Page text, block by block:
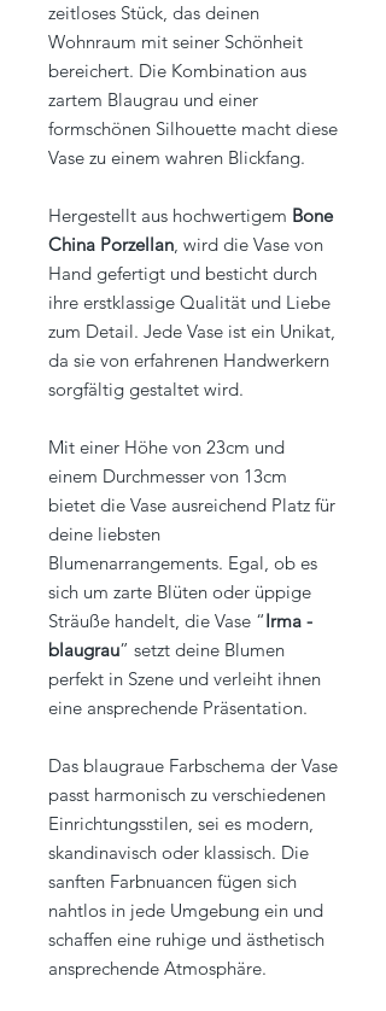
zeitloses Stück, das deinen
Wohnraum mit seiner Schönheit
bereichert. Die Kombination aus
zartem Blaugrau und einer
formschönen Silhouette macht diese
Vase zu einem wahren Blickfang.
Hergestellt aus hochwertigem Bone
China Porzellan, wird die Vase von
Hand gefertigt und besticht durch
ihre erstklassige Qualität und Liebe
zum Detail. Jede Vase ist ein Unikat,
da sie von erfahrenen Handwerkern
sorgfältig gestaltet wird.
Mit einer Höhe von 23cm und
einem Durchmesser von 13cm
bietet die Vase ausreichend Platz für
deine liebsten
Blumenarrangements. Egal, ob es
sich um zarte Blüten oder üppige
Sträuße handelt, die Vase “Irma -
blaugrau” setzt deine Blumen
perfekt in Szene und verleiht ihnen
eine ansprechende Präsentation.
Das blaugraue Farbschema der Vase
passt harmonisch zu verschiedenen
Einrichtungsstilen, sei es modern,
skandinavisch oder klassisch. Die
sanften Farbnuancen fügen sich
nahtlos in jede Umgebung ein und
schaffen eine ruhige und ästhetisch
ansprechende Atmosphäre.